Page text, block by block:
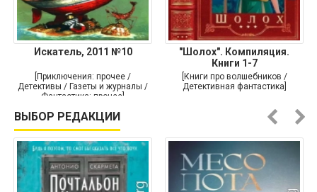
Искатель, 2011 №10
[Приключения: прочее /
Детективы / Газеты и журналы /
Фантастика: прочее]
"Шолох". Компиляция.
Книги 1-7
[Книги про волшебников /
Детективная фантастика]
ВЫБОР РЕДАКЦИИ